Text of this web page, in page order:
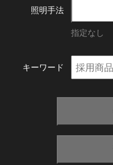
照明手法
指定なし
キーワード